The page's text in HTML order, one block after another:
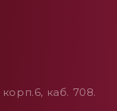
каб. 708.